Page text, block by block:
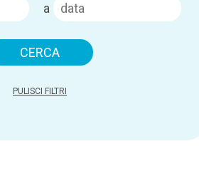
a
PULISCI FILTRI